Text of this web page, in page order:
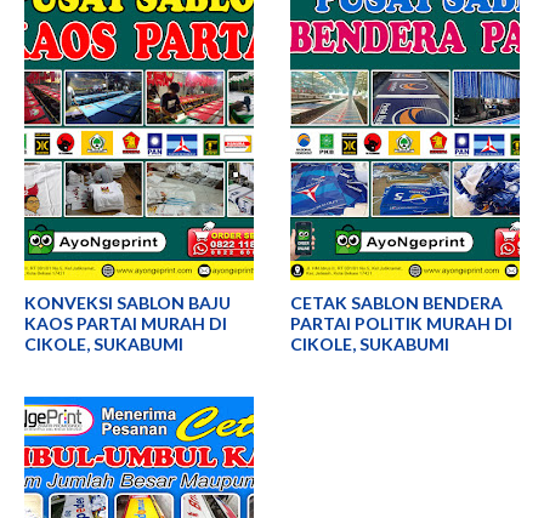
KONVEKSI SABLON BAJU
KAOS PARTAI MURAH DI
CIKOLE, SUKABUMI
CETAK SABLON BENDERA
PARTAI POLITIK MURAH DI
CIKOLE, SUKABUMI